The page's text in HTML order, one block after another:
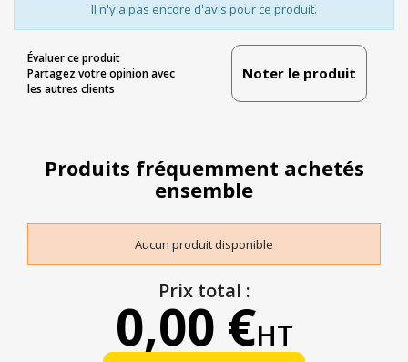
Il n'y a pas encore d'avis pour ce produit.
Évaluer ce produit
Partagez votre opinion avec
les autres clients
Noter le produit
Produits fréquemment achetés
ensemble
Aucun produit disponible
Prix total :
0,00 €HT